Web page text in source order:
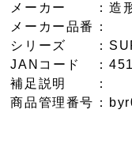
メーカー
：造
メーカー品番
：
シリーズ
：
JANコード
：
補足説明
：
商品管理番号 ：